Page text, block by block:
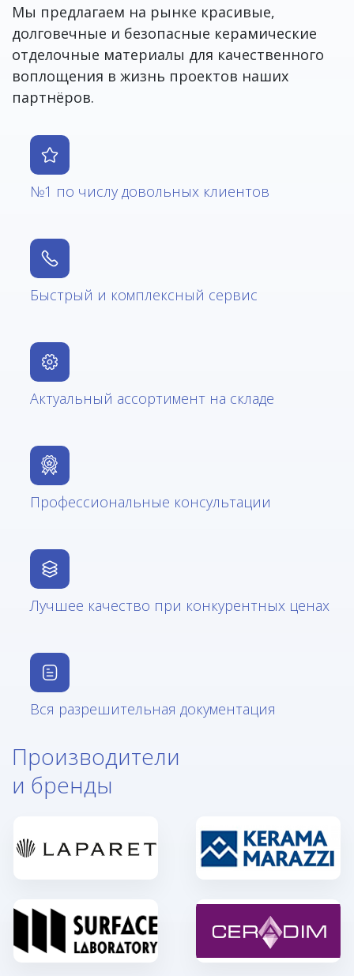
Мы предлагаем на рынке красивые,
долговечные и безопасные керамические
отделочные материалы для качественного
воплощения в жизнь проектов наших
партнёров.
№1 по числу довольных клиентов
Быстрый и комплексный сервис
Актуальный ассортимент на складе
Профессиональные консультации
Лучшее качество при конкурентных ценах
Вся разрешительная документация
Производители
и бренды